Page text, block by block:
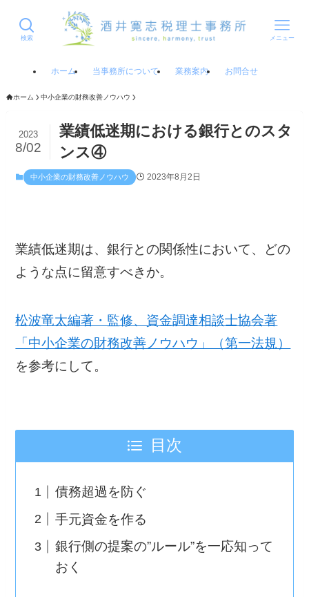
検索 メニュー
ホーム 当事務所について 業務案内 お問合せ
ホーム 中小企業の財務改善ノウハウ
業績低迷期における銀行とのスタ
ンス④
2023
8/02
中小企業の財務改善ノウハウ 2023年8月2日
業績低迷期は、銀行との関係性において、どの
ような点に留意すべきか。
松波竜太編著・監修、資金調達相談士協会著
「中小企業の財務改善ノウハウ」（第一法規）
を参考にして。
目次
債務超過を防ぐ
手元資金を作る
銀行側の提案の”ルール”を一応知って
おく